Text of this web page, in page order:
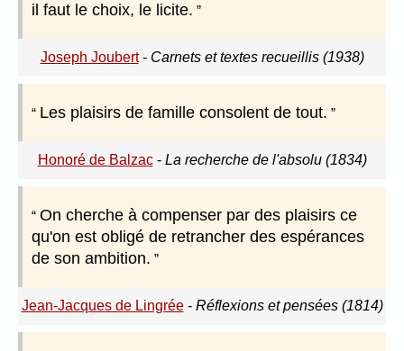
il faut le choix, le licite.
Joseph Joubert- Carnets et textes recueillis (1938)
Les plaisirs de famille consolent de tout.
Honoré de Balzac- La recherche de l'absolu (1834)
On cherche à compenser par des plaisirs ce
qu'on est obligé de retrancher des espérances
de son ambition.
Jean-Jacques de Lingrée- Réflexions et pensées (1814)